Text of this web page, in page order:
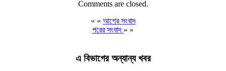
Comments are closed.
« « আগের সংবাদ
পরের সংবাদ » »
এ বিভাগের অন্যান্য খবর